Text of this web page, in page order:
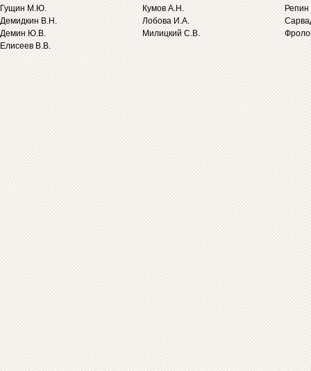
Гущин М.Ю.
Демидкин В.Н.
Демин Ю.В.
Елисеев В.В.
Кумов А.Н.
Лобова И.А.
Милицкий С.В.
Репин